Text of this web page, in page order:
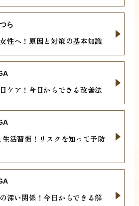
性へ！原因と対策の基本知識
ら
ケア！今日からできる改善法
活習慣！リスクを知って予防
深い関係！今日からできる解